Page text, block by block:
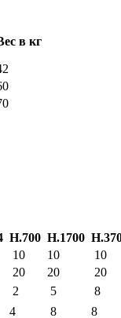
в кг
H.700 H.1700
10 10
10
20 20
20
2 5
8
4 8 8